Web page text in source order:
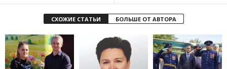
СХОЖИЕ СТАТЬИ БОЛЬШЕ ОТ АВТОРА